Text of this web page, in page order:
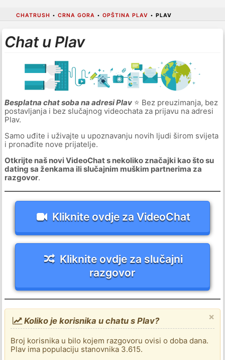
CHATRUSH • CRNA GORA • OPŠTINA PLAV • PLAV
Chat u Plav
Besplatna chat soba na adresi Plav⭐ Bez preuzimanja, bez
postavljanja i bez slučajnog videochata za prijavu na adresi
Plav.
Samo uđite i uživajte u upoznavanju novih ljudi širom svijeta
i pronađite nove prijatelje.
Otkrijte naš novi VideoChat s nekoliko značajki kao što su
dating sa ženkama ili slučajnim muškim partnerima za
razgovor.
Kliknite ovdje za VideoChat
Kliknite ovdje za slučajni
razgovor
×
Koliko je korisnika u chatu s Plav?
Broj korisnika u bilo kojem razgovoru ovisi o doba dana.
Plav ima populaciju stanovnika 3.615.